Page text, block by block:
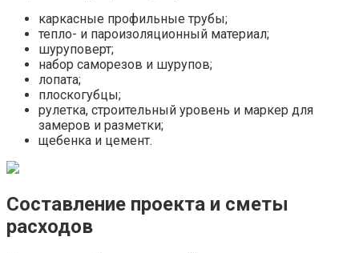
каркасные профильные трубы;
тепло- и пароизоляционный материал;
шуруповерт;
набор саморезов и шурупов;
лопата;
плоскогубцы;
рулетка, строительный уровень и маркер для
замеров и разметки;
щебенка и цемент.
Составление проекта и сметы
расходов